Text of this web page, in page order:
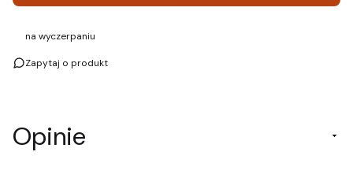
na wyczerpaniu
Zapytaj o produkt
Opinie